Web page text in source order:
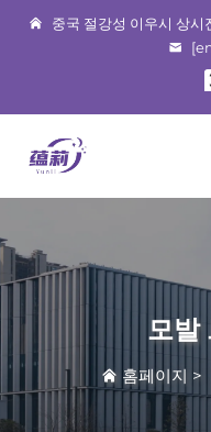
중국 절강성 이우시 상시
모발
홈페이지 >